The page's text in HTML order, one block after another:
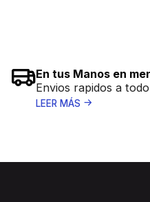
En tus Manos en
Envios rapidos a
LEER MÁS